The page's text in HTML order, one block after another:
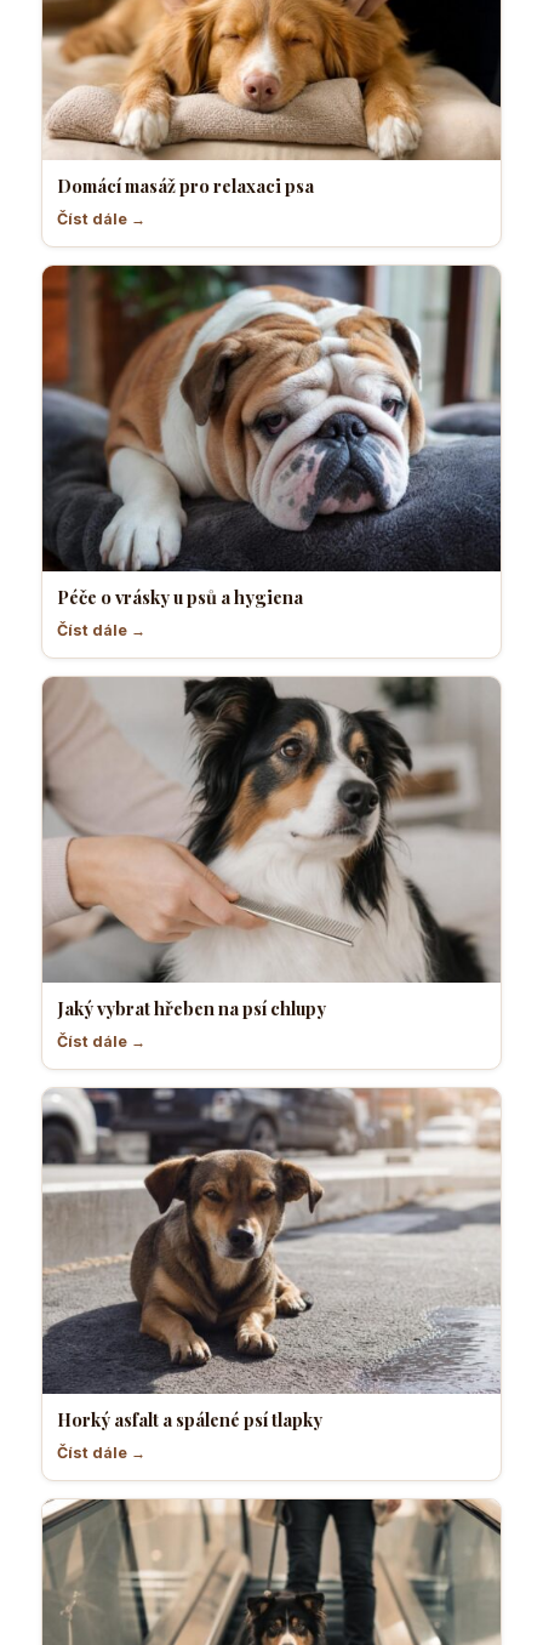
Domácí masáž pro relaxaci psa
Číst dále →
Péče o vrásky u psů a hygiena
Číst dále →
Jaký vybrat hřeben na psí chlupy
Číst dále →
Horký asfalt a spálené psí tlapky
Číst dále →